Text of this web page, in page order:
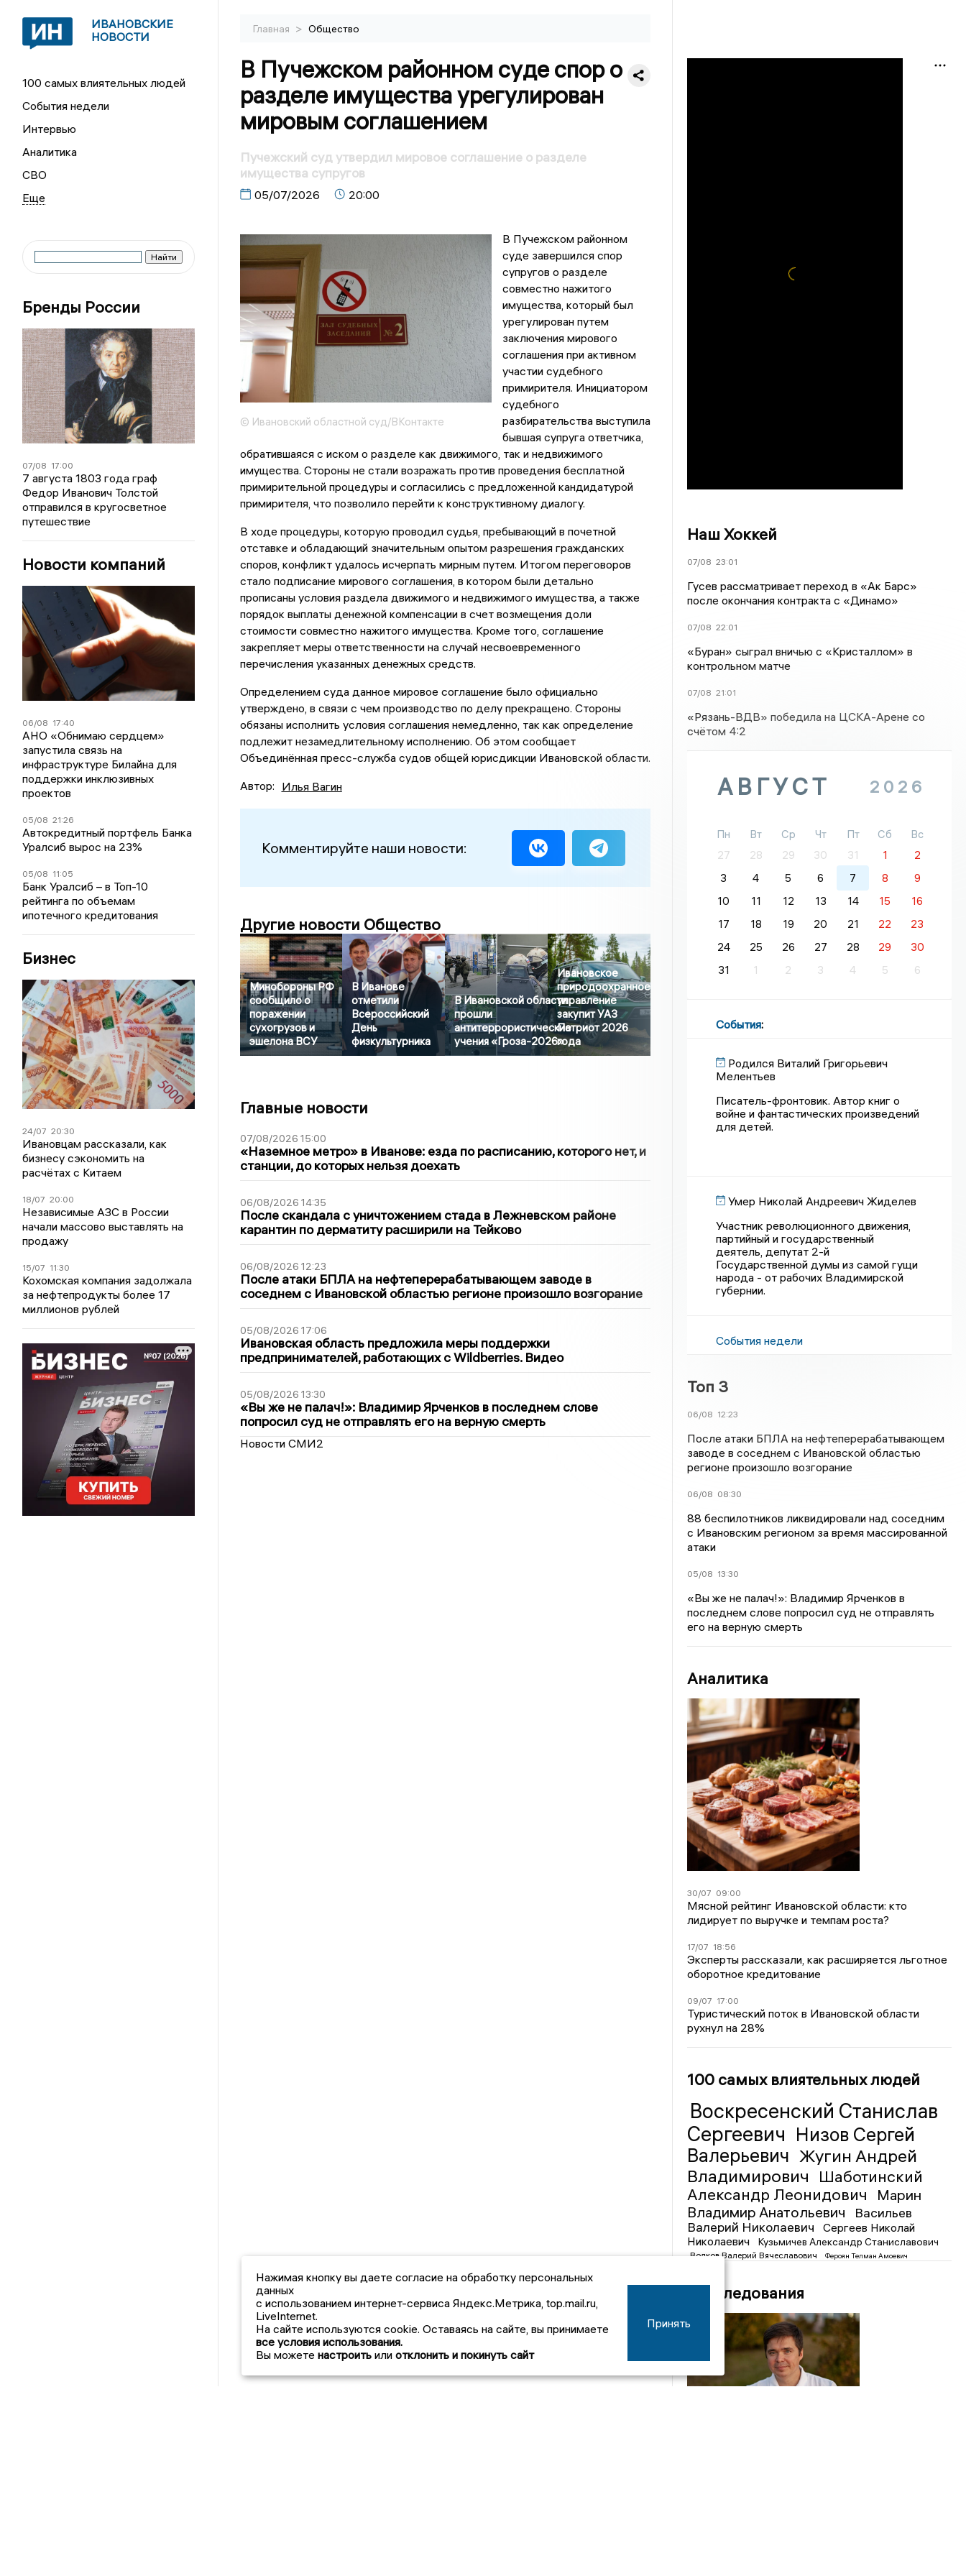
ИВАНОВСКИЕ
НОВОСТИ
100 самых влиятельных людей
События недели
Интервью
Аналитика
СВО
Бренды России
07/08 17:00
7 августа 1803 года граф
Федор Иванович Толстой
отправился в кругосветное
путешествие
Новости компаний
06/08 17:40
АНО «Обнимаю сердцем»
запустила связь на
инфраструктуре Билайна для
поддержки инклюзивных
проектов
05/08 21:26
Автокредитный портфель Банка
Уралсиб вырос на 23%
05/08 11:05
Банк Уралсиб – в Топ-10
рейтинга по объемам
ипотечного кредитования
Бизнес
24/07 20:30
Ивановцам рассказали, как
бизнесу сэкономить на
расчётах с Китаем
18/07 20:00
Независимые АЗС в России
начали массово выставлять на
продажу
15/07 11:30
Кохомская компания задолжала
за нефтепродукты более 17
миллионов рублей
Главная > Общество
В Пучежском районном суде спор о
разделе имущества урегулирован
мировым соглашением
Пучежский суд утвердил мировое соглашение о разделе
имущества супругов
05/07/2026 20:00
© Ивановский областной суд/ВКонтакте
В Пучежском районном
суде завершился спор
супругов о разделе
совместно нажитого
имущества, который был
урегулирован путем
заключения мирового
соглашения при активном
участии судебного
примирителя. Инициатором
судебного
разбирательства выступила
бывшая супруга ответчика,
обратившаяся с иском о разделе как движимого, так и недвижимого
имущества. Стороны не стали возражать против проведения бесплатной
примирительной процедуры и согласились с предложенной кандидатурой
примирителя, что позволило перейти к конструктивному диалогу.
В ходе процедуры, которую проводил судья, пребывающий в почетной
отставке и обладающий значительным опытом разрешения гражданских
споров, конфликт удалось исчерпать мирным путем. Итогом переговоров
стало подписание мирового соглашения, в котором были детально
прописаны условия раздела движимого и недвижимого имущества, а также
порядок выплаты денежной компенсации в счет возмещения доли
стоимости совместно нажитого имущества. Кроме того, соглашение
закрепляет меры ответственности на случай несвоевременного
перечисления указанных денежных средств.
Определением суда данное мировое соглашение было официально
утверждено, в связи с чем производство по делу прекращено. Стороны
обязаны исполнить условия соглашения немедленно, так как определение
подлежит незамедлительному исполнению. Об этом сообщает
Объединённая пресс-служба судов общей юрисдикции Ивановской области.
Автор: Илья Вагин
Комментируйте наши новости:
Другие новости Общество
Минобороны РФ
сообщило о
поражении
сухогрузов и
эшелона ВСУ
В Иванове
отметили
Всероссийский
День
физкультурника
В Ивановской области
прошли
антитеррористические
учения «Гроза-2026»
Ивановское
природоохранное
управление
закупит УАЗ
Патриот 2026
года
Главные новости
07/08/2026 15:00
«Наземное метро» в Иванове: езда по расписанию, которого нет, и
станции, до которых нельзя доехать
06/08/2026 14:35
После скандала с уничтожением стада в Лежневском районе
карантин по дерматиту расширили на Тейково
06/08/2026 12:23
После атаки БПЛА на нефтеперерабатывающем заводе в
соседнем с Ивановской областью регионе произошло возгорание
05/08/2026 17:06
Ивановская область предложила меры поддержки
предпринимателей, работающих с Wildberries. Видео
05/08/2026 13:30
«Вы же не палач!»: Владимир Ярченков в последнем слове
попросил суд не отправлять его на верную смерть
Новости СМИ2
Наш Хоккей
07/08 23:01
Гусев рассматривает переход в «Ак Барс»
после окончания контракта с «Динамо»
07/08 22:01
«Буран» сыграл вничью с «Кристаллом» в
контрольном матче
07/08 21:01
«Рязань-ВДВ» победила на ЦСКА-Арене со
счётом 4:2
АВГУСТ 2026
Пн Вт Ср Чт Пт Сб
Вс
27
28 29 30 31 1
2
3
4 5 6 7 8
9
10
11 12 13 14 15
16
17
18 19 20 21 22
23
24
25 26 27 28 29
30
31
1 2 3 4 5 6
События:
Родился Виталий Григорьевич
Мелентьев
Писатель-фронтовик. Автор книг о
войне и фантастических произведений
для детей.
Умер Николай Андреевич Жиделев
Участник революционного движения,
партийный и государственный
деятель, депутат 2-й
Государственной думы из самой гущи
народа - от рабочих Владимирской
губернии.
События недели
Топ 3
06/08 12:23
После атаки БПЛА на нефтеперерабатывающем
заводе в соседнем с Ивановской областью
регионе произошло возгорание
06/08 08:30
88 беспилотников ликвидировали над соседним
с Ивановским регионом за время массированной
атаки
05/08 13:30
«Вы же не палач!»: Владимир Ярченков в
последнем слове попросил суд не отправлять
его на верную смерть
Аналитика
30/07 09:00
Мясной рейтинг Ивановской области: кто
лидирует по выручке и темпам роста?
17/07 18:56
Эксперты рассказали, как расширяется льготное
оборотное кредитование
09/07 17:00
Туристический поток в Ивановской области
рухнул на 28%
100 самых влиятельных людей
Воскресенский Станислав
Сергеевич Низов Сергей
Валерьевич Жугин Андрей
Владимирович
Шаботинский
Александр Леонидович
Марин
Владимир Анатольевич
Васильев
Валерий Николаевич
Сергеев Николай
Николаевич
Кузьмичев Александр Станиславович
Волков Валерий Вячеславович Фероян Телман Амоевич
Расследования
Нажимая кнопку вы даете согласие на обработку персональных
данных
с использованием интернет-сервиса Яндекс.Метрика, top.mail.ru,
LiveInternet.
На сайте используются cookie. Оставаясь на сайте, вы принимаете
все условия использования.
Вы можете настроить или отклонить и покинуть сайт
Принять